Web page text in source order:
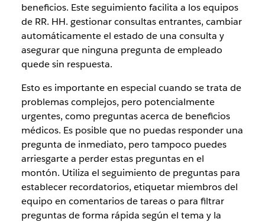
beneficios. Este seguimiento facilita a los equipos
de RR. HH. gestionar consultas entrantes, cambiar
automáticamente el estado de una consulta y
asegurar que ninguna pregunta de empleado
quede sin respuesta.
Esto es importante en especial cuando se trata de
problemas complejos, pero potencialmente
urgentes, como preguntas acerca de beneficios
médicos. Es posible que no puedas responder una
pregunta de inmediato, pero tampoco puedes
arriesgarte a perder estas preguntas en el
montón. Utiliza el seguimiento de preguntas para
establecer recordatorios, etiquetar miembros del
equipo en comentarios de tareas o para filtrar
preguntas de forma rápida según el tema y la